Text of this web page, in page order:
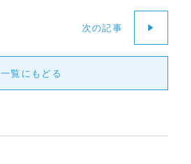
一覧にもどる
次の記事